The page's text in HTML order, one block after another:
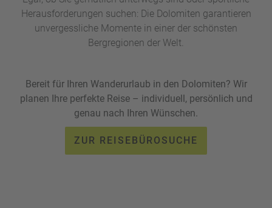
Herausforderungen suchen: Die Dolomiten garantieren
unvergessliche Momente in einer der schönsten
Bergregionen der Welt.
Bereit für Ihren Wanderurlaub in den Dolomiten? Wir
planen Ihre perfekte Reise – individuell, persönlich und
genau nach Ihren Wünschen.
ZUR REISEBÜROSUCHE